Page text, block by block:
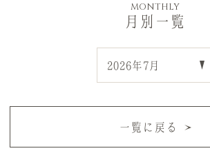
MONTHLY
月別一覧
一覧に戻る